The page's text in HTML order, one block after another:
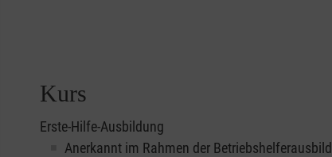
Kurs
Erste-Hilfe-Ausbildung
Anerkannt im Rahmen der